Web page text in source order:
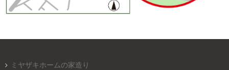
ミヤザキホームの家造り